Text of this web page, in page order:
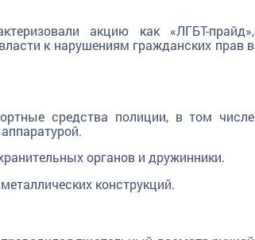
акцию как «ЛГБТ-прайд»,
к нарушениям гражданских прав в
средства полиции, в том числе
органов и дружинники.
конструкций.